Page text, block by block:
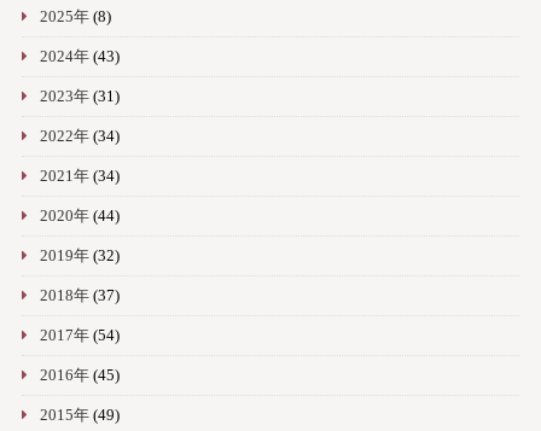
2025年(8)
2024年(43)
2023年(31)
2022年(34)
2021年(34)
2020年(44)
2019年(32)
2018年(37)
2017年(54)
2016年(45)
2015年(49)